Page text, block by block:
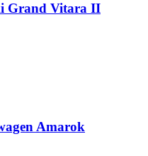
Grand Vitara II
Amarok